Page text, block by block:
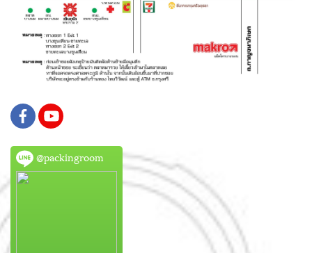
@packingroom